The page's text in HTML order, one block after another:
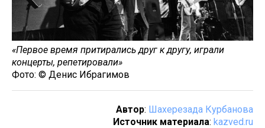
«Первое время притирались друг к другу, играли
концерты, репетировали»
Фото: © Денис Ибрагимов
Автор: Шахерезада Курбанова
Источник материала: kazved.ru